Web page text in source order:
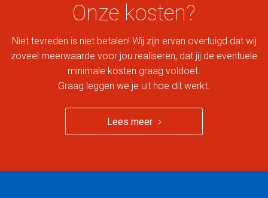
Onze kosten?
Niet tevreden is niet betalen! Wij zijn ervan overtuigd dat wij
zoveel meerwaarde voor jou realiseren, dat jij de eventuele
minimale kosten graag voldoet.
Graag leggen we je uit hoe dit werkt.
Lees meer